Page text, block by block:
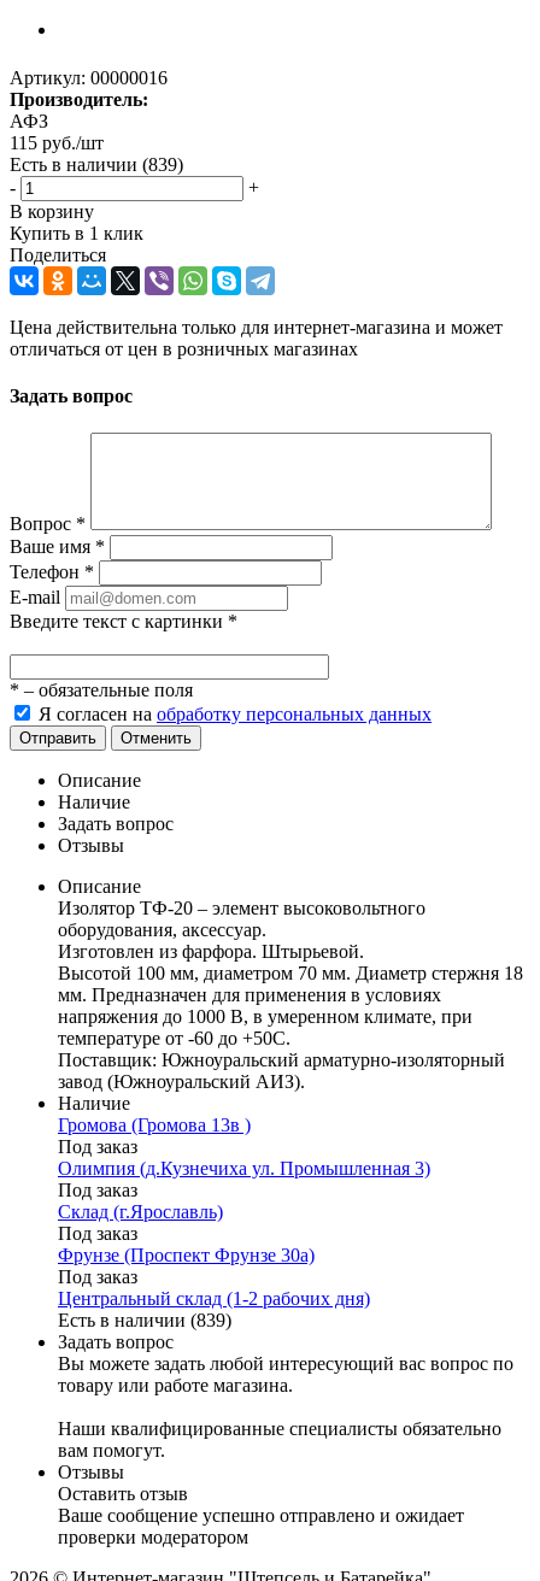
Артикул: 00000016
Производитель:
АФЗ
115 руб./шт
Есть в наличии (839)
-
+
В корзину
Купить в 1 клик
Поделиться
Цена действительна только для интернет-магазина и может
отличаться от цен в розничных магазинах
Задать вопрос
Вопрос *
Ваше имя *
Телефон *
E-mail
Введите текст с картинки *
* – обязательные поля
Я согласен на обработку персональных данных
Отправить Отменить
Описание
Наличие
Задать вопрос
Отзывы
Описание
Изолятор ТФ-20 – элемент высоковольтного
оборудования, аксессуар.
Изготовлен из фарфора. Штырьевой.
Высотой 100 мм, диаметром 70 мм. Диаметр стержня 18
мм. Предназначен для применения в условиях
напряжения до 1000 В, в умеренном климате, при
температуре от -60 до +50С.
Поставщик: Южноуральский арматурно-изоляторный
завод (Южноуральский АИЗ).
Наличие
Громова (Громова 13в )
Под заказ
Олимпия (д.Кузнечиха ул. Промышленная 3)
Под заказ
Склад (г.Ярославль)
Под заказ
Фрунзе (Проспект Фрунзе 30а)
Под заказ
Центральный склад (1-2 рабочих дня)
Есть в наличии (839)
Задать вопрос
Вы можете задать любой интересующий вас вопрос по
товару или работе магазина.
Наши квалифицированные специалисты обязательно
вам помогут.
Отзывы
Оставить отзыв
Ваше сообщение успешно отправлено и ожидает
проверки модератором